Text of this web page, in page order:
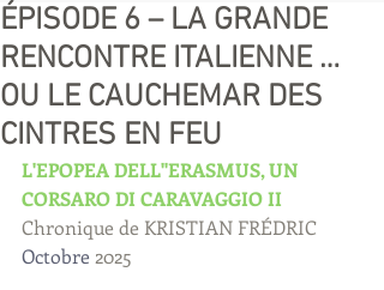
ÉPISODE 6 – LA GRANDE
RENCONTRE ITALIENNE …
OU LE CAUCHEMAR DES
CINTRES EN FEU
L'EPOPEA DELL''ERASMUS, UN
CORSARO DI CARAVAGGIO II
Chronique de KRISTIAN FRÉDRIC
Octobre 2025